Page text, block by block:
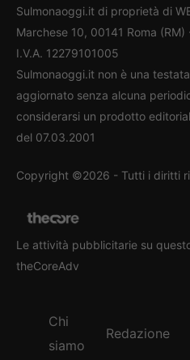
Sulmonaoggi.it di proprietà di
Marchese 10, 00141 Roma
I.V.A. 12279101005
Sulmonaoggi.it non è una
aggiornato senza alcuna
considerarsi un prodotto
del 07.03.2001
Copyright ©2026 - Tutti i diritti
Le attività pubblicitarie su
theCoreAdv
Chi
siamo
Redazione